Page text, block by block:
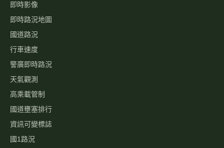
即時影像
即時路況地圖
國道路況
行車速度
警廣即時路況
天氣觀測
高乘載管制
國道壅塞排行
資訊可變標誌
國1路況